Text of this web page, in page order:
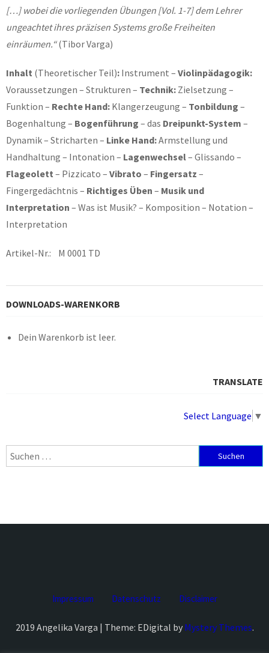
[…] wobei die vorliegenden Übungen [Vol. 1-7] dem Lehrer
ungeachtet ihres präzisen Systems große Freiheiten
einräumen.“(Tibor Varga)
Inhalt (Theoretischer Teil): Instrument – Violinpädagogik:
Voraussetzungen – Strukturen – Technik: Zielsetzung –
Funktion – Rechte Hand: Klangerzeugung – Tonbildung –
Bogenhaltung – Bogenführung – das Dreipunkt-System –
Dynamik – Stricharten – Linke Hand:Armstellung und
Handhaltung – Intonation – Lagenwechsel– Glissando –
Flageolett – Pizzicato – Vibrato – Fingersatz –
Fingergedächtnis – Richtiges Üben – Musik und
Interpretation – Was ist Musik? – Komposition – Notation –
Interpretation
Artikel-Nr.: M 0001 TD
DOWNLOADS-WARENKORB
Dein Warenkorb ist leer.
TRANSLATE
Select Language ▼
Suchen
nach:
Impressum Datenschutz Disclaimer
2019 Angelika Varga | Theme: EDigital by Mystery Themes.